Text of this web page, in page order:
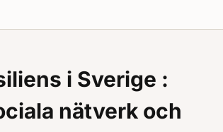
i Sverige :
nätverk och